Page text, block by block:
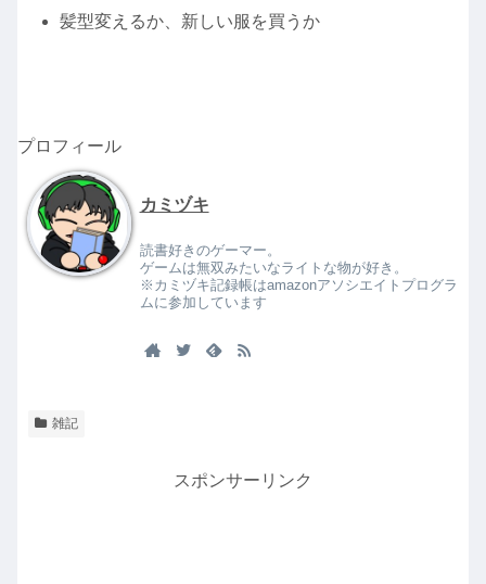
髪型変えるか、新しい服を買うか
プロフィール
カミヅキ
読書好きのゲーマー。
ゲームは無双みたいなライトな物が好き。
※カミヅキ記録帳はamazonアソシエイトプログラ
ムに参加しています
雑記
スポンサーリンク